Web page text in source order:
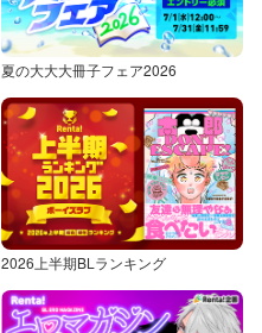
夏の大大大冊子フェア2026
2026上半期BLランキング